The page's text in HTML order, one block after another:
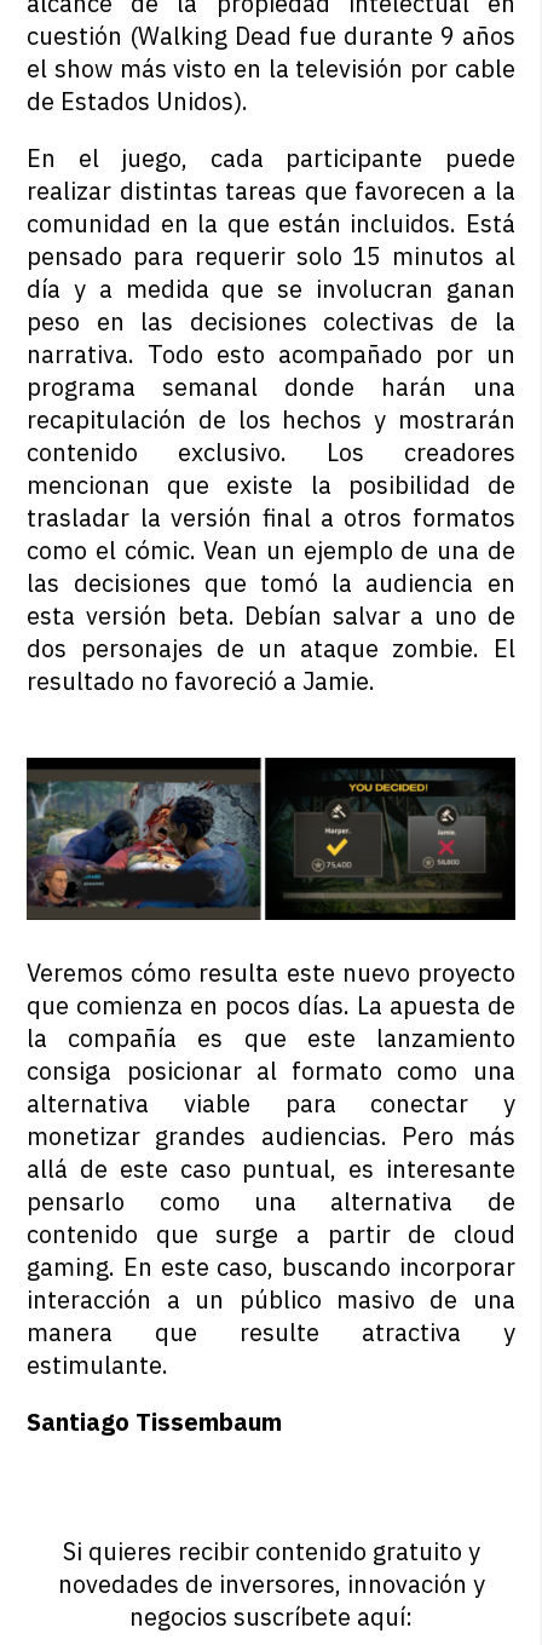
cuestión (Walking Dead fue durante 9 años
el show más visto en la televisión por cable
de Estados Unidos).
En el juego, cada participante puede
realizar distintas tareas que favorecen a la
comunidad en la que están incluidos. Está
pensado para requerir solo 15 minutos al
día y a medida que se involucran ganan
peso en las decisiones colectivas de la
narrativa. Todo esto acompañado por un
programa semanal donde harán una
recapitulación de los hechos y mostrarán
contenido exclusivo. Los creadores
mencionan que existe la posibilidad de
trasladar la versión final a otros formatos
como el cómic. Vean un ejemplo de una de
las decisiones que tomó la audiencia en
esta versión beta. Debían salvar a uno de
dos personajes de un ataque zombie. El
resultado no favoreció a Jamie.
Veremos cómo resulta este nuevo proyecto
que comienza en pocos días. La apuesta de
la compañía es que este lanzamiento
consiga posicionar al formato como una
alternativa viable para conectar y
monetizar grandes audiencias. Pero más
allá de este caso puntual, es interesante
pensarlo como una alternativa de
contenido que surge a partir de cloud
gaming. En este caso, buscando incorporar
interacción a un público masivo de una
manera que resulte atractiva y
estimulante.
Santiago Tissembaum
Si quieres recibir contenido gratuito y
novedades de inversores, innovación y
negocios suscríbete aquí: